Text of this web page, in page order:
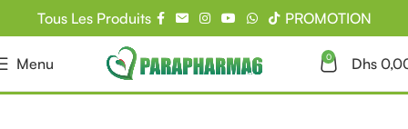
Tous Les Produits PROMOTION
Menu 0 Dhs